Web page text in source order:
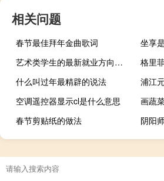
相关问题
春节最佳拜年金曲歌词
坐享
艺术类学生的最新就业方向和前景！高收入符合时代发展趋势。
格里
什么叫过年最精辟的说法
浦江
空调遥控器显示cl是什么意思
画蔬
春节剪贴纸的做法
阴阳